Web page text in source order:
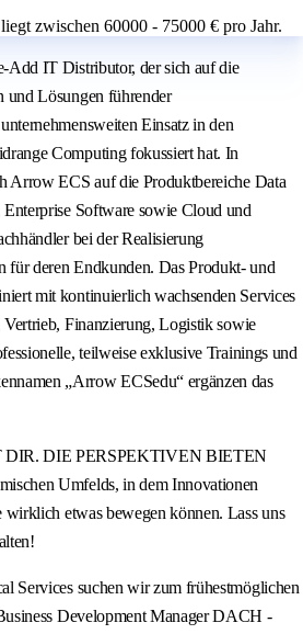
zwischen 60000 - 75000 € pro Jahr.
Add IT Distributor, der sich auf die
und Lösungen führender
Einsatz in den
Computing fokussiert hat. In
Arrow ECS auf die Produktbereiche Data
Software sowie Cloud und
bei der Realisierung
für deren Endkunden. Das Produkt- und
mit kontinuierlich wachsenden Services
Finanzierung, Logistik sowie
teilweise exklusive Trainings und
„Arrow ECSedu“ ergänzen das
DIE PERSPEKTIVEN BIETEN
Umfelds, in dem Innovationen
wirklich etwas bewegen können. Lass uns
Services suchen wir zum frühestmöglichen
Development Manager DACH -